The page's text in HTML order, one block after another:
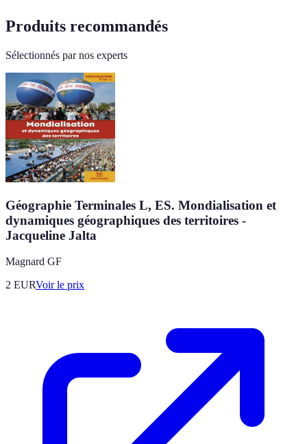
Produits recommandés
Sélectionnés par nos experts
Géographie Terminales L, ES. Mondialisation et
dynamiques géographiques des territoires -
Jacqueline Jalta
Magnard GF
2 EURVoir le prix